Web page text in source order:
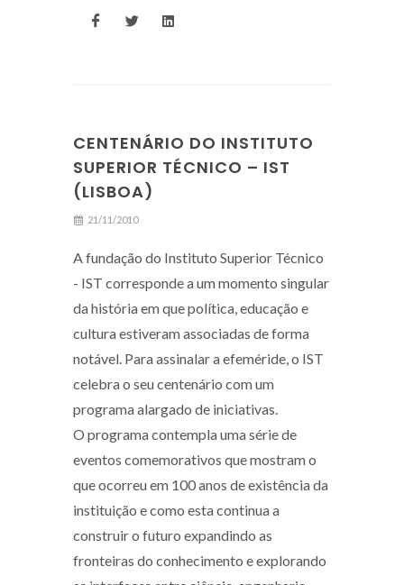
CENTENÁRIO DO INSTITUTO
SUPERIOR TÉCNICO – IST
(LISBOA)
21/11/2010
A fundação do Instituto Superior Técnico
- IST corresponde a um momento singular
da história em que política, educação e
cultura estiveram associadas de forma
notável. Para assinalar a efeméride, o IST
celebra o seu centenário com um
programa alargado de iniciativas.
O programa contempla uma série de
eventos comemorativos que mostram o
que ocorreu em 100 anos de existência da
instituição e como esta continua a
construir o futuro expandindo as
fronteiras do conhecimento e explorando